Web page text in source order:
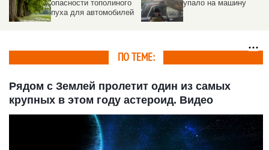
опасности тополиного
пуха для автомобилей
упало на машину
ПО ТЕМЕ:
Рядом с Землей пролетит один из самых
крупных в этом году астероид. Видео